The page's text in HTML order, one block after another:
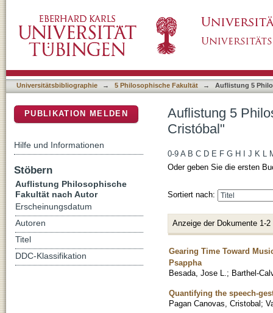
Universitätsbibliographie → 5 Philosophische Fakultät → Auflistung 5
Auflistung 5
Cristóbal"
0-9 A B C D E F G H J K L
Oder geben Sie die ersten
Sortiert nach:
Anzeige der Dokumente 1-2
Gearing Time Toward
Psappha
Besada, Jose L. ; Barthel-
Quantifying the speech-
Pagan Canovas, Cristobal;
PUBLIKATION MELDEN
Hilfe und Informationen
Stöbern
Auflistung Philosophische
Fakultät nach Autor
Erscheinungsdatum
Autoren
Titel
DDC-Klassifikation